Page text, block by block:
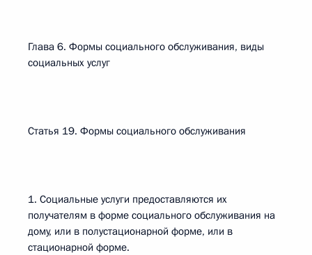
Глава 6. Формы социального обслуживания, виды
социальных услуг
Статья 19. Формы социального обслуживания
1. Социальные услуги предоставляются их
получателям в форме социального обслуживания на
дому, или в полустационарной форме, или в
стационарной форме.